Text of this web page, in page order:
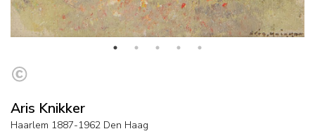
Aris Knikker
Haarlem 1887-1962 Den Haag